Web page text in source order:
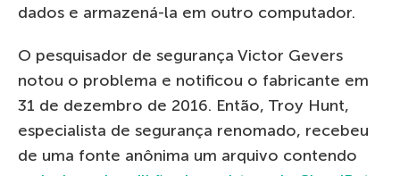
dados e armazená-la em outro computador.
O pesquisador de segurança Victor Gevers
notou o problema e notificou o fabricante em
31 de dezembro de 2016. Então, Troy Hunt,
especialista de segurança renomado, recebeu
de uma fonte anônima um arquivo contendo